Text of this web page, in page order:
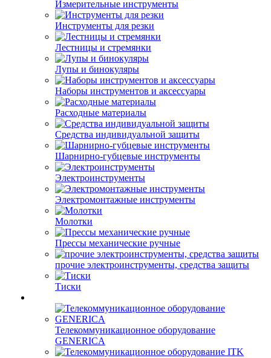
Измерительные инструменты
Инструменты для резки
Лестницы и стремянки
Лупы и бинокуляры
Наборы инструментов и аксессуары
Расходные материалы
Средства индивидуальной защиты
Шарнирно-губцевые инструменты
Электроинструменты
Электромонтажные инструменты
Молотки
Прессы механические ручные
прочие электроинструменты, средства защиты
Тиски
Телекоммуникационное оборудование
GENERICA